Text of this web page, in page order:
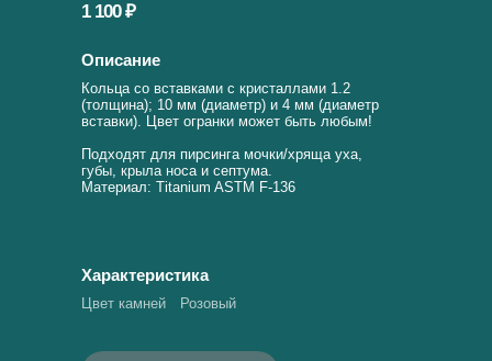
Описание
Характеристика
Кольца со вставками с кристаллами 1.2
(толщина); 10 мм (диаметр) и 4 мм (диаметр
вставки). Цвет огранки может быть любым!
Подходят для пирсинга мочки/хряща уха,
губы, крыла носа и септума.
Материал: Titanium ASTM F-136
Розовый
Цвет камней
1 100 ₽